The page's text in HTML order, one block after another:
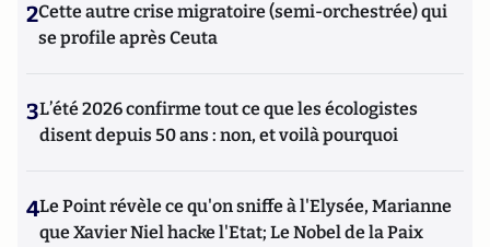
2Cette autre crise migratoire (semi-orchestrée) qui
se profile après Ceuta
3L’été 2026 confirme tout ce que les écologistes
disent depuis 50 ans : non, et voilà pourquoi
4Le Point révèle ce qu'on sniffe à l'Elysée, Marianne
que Xavier Niel hacke l'Etat; Le Nobel de la Paix